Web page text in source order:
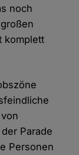
noch
komplett
Parade
Personen